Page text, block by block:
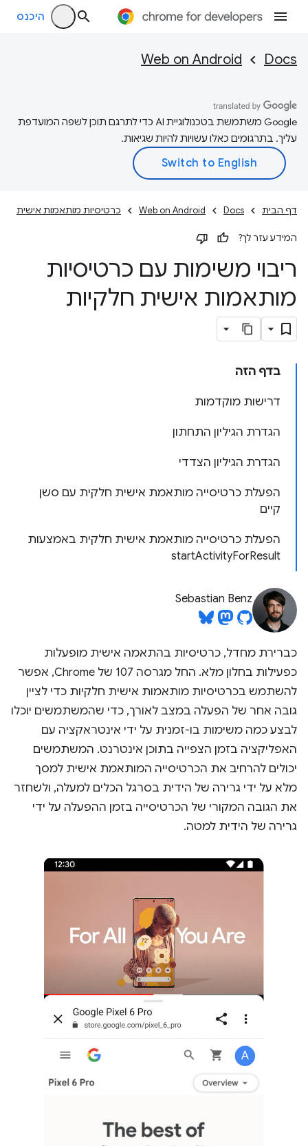
היכנס
Docs
Web on Android
‫Google משתמשת בטכנולוגיית AI כדי לתרגם תוכן לשפה המועדפת
עליך. בתרגומים כאלו עשויות להיות שגיאות.
דף הבית Docs
Web on Android כרטיסיות מותאמות אישית
המידע עזר לך?
ריבוי משימות עם כרטיסיות
מותאמות אישית חלקיות
בדף הזה
דרישות מוקדמות
הגדרת הגיליון התחתון
הגדרת הגיליון הצדדי
הפעלת כרטיסייה מותאמת אישית חלקית עם סשן
קיים
הפעלת כרטיסייה מותאמת אישית חלקית באמצעות
startActivityForResult
Sebastian Benz
כברירת מחדל, כרטיסיות בהתאמה אישית מופעלות
כפעילות בחלון מלא. החל מגרסה 107 של Chrome, אפשר
להשתמש בכרטיסיות מותאמות אישית חלקיות כדי לציין
גובה אחר של הפעלה במצב לאורך, כדי שהמשתמשים יוכלו
לבצע כמה משימות בו-זמנית על ידי אינטראקציה עם
האפליקציה בזמן הצפייה בתוכן אינטרנט. המשתמשים
יכולים להרחיב את הכרטיסייה המותאמת אישית למסך
מלא על ידי גרירה של הידית בסרגל הכלים למעלה, ולשחזר
את הגובה המקורי של הכרטיסייה בזמן ההפעלה על ידי
גרירה של הידית למטה.